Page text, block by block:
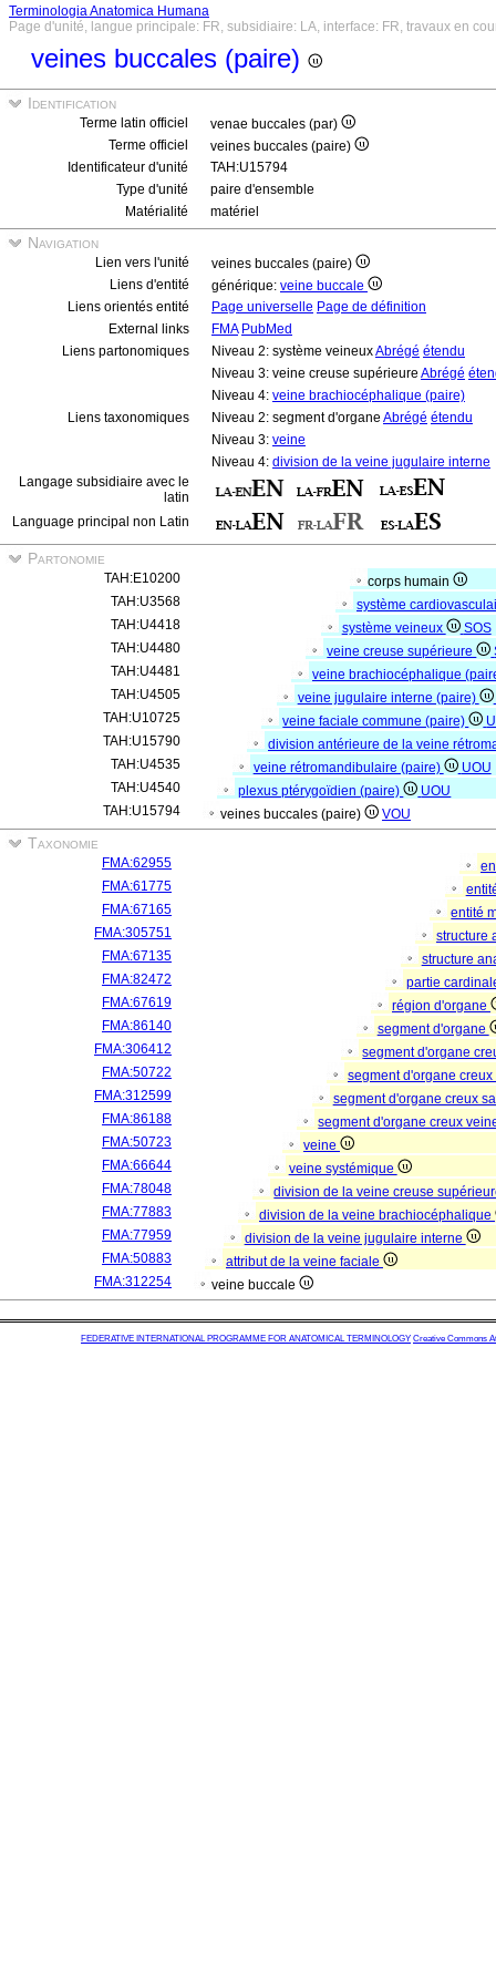
Terminologia Anatomica Humana
Page d'unité, langue principale: FR, subsidiaire: LA, interface: FR, travaux en
veines buccales (paire)
Identification
Terme latin officiel
venae buccales (par)
Terme officiel
veines buccales (paire)
Identificateur d'unité
TAH:U15794
Type d'unité
paire d'ensemble
Matérialité
matériel
Navigation
Lien vers l'unité
veines buccales (paire)
Liens d'entité
générique: veine buccale
Liens orientés entité
Page universelle Page de définition
External links
FMA PubMed
Liens partonomiques
Niveau 2: système veineuxAbrégé étendu
Niveau 3: veine creuse supérieure Abrégé
Niveau 4: veine brachiocéphalique (paire)
Liens taxonomiques
Niveau 2: segment d'organe Abrégé étendu
Niveau 3: veine
Niveau 4: division de la veine jugulaire interne
Langage subsidiaire avec le
latin
Language principal non Latin
Partonomie
TAH:E10200
corps humain
TAH:U3568
système
TAH:U4418
système veineux
SOS
TAH:U4480
veine creuse supérieure
TAH:U4481
veine brachiocéphalique
TAH:U4505
veine jugulaire interne (paire)
TAH:U10725
veine faciale commune (paire)
TAH:U15790
division antérieure de la veine
TAH:U4535
veine rétromandibulaire (paire)
UOU
TAH:U4540
plexus ptérygoïdien (paire)
UOU
TAH:U15794
veines buccales (paire) VOU
Taxonomie
FMA:62955
FMA:61775
FMA:67165
entité
FMA:305751
structure
FMA:67135
structure
FMA:82472
partie
FMA:67619
région d'organe
FMA:86140
segment d'organe
FMA:306412
segment d'organe
FMA:50722
segment d'organe
FMA:312599
segment d'organe creux
FMA:86188
segment d'organe creux
FMA:50723
veine
FMA:66644
veine systémique
FMA:78048
division de la veine creuse
FMA:77883
division de la veine brachiocéphalique
FMA:77959
division de la veine jugulaire interne
FMA:50883
attribut de la veine faciale
FMA:312254
veine buccale
FEDERATIVE INTERNATIONAL PROGRAMME FOR ANATOMICAL TERMINOLOGY Creative Commons